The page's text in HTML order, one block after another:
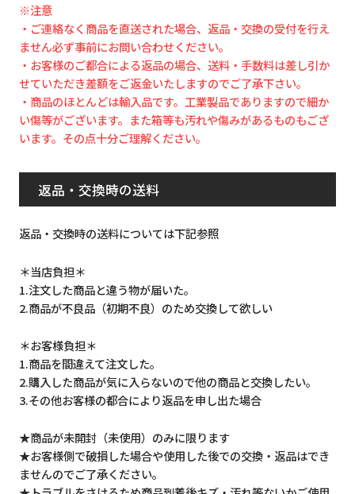
※注意
・ご連絡なく商品を直送された場合、返品・交換の受付を行え
ません必ず事前にお問い合わせください。
・お客様のご都合による返品の場合、送料・手数料は差し引か
せていただき差額をご返金いたしますのでご了承下さい。
・商品のほとんどは輸入品です。工業製品でありますので細か
い傷等がございます。また箱等も汚れや傷みがあるものもござ
います。その点十分ご理解ください。
返品・交換時の送料
返品・交換時の送料については下記参照
＊当店負担＊
1.注文した商品と違う物が届いた。
2.商品が不良品（初期不良）のため交換して欲しい
＊お客様負担＊
1.商品を間違えて注文した。
2.購入した商品が気に入らないので他の商品と交換したい。
3.その他お客様の都合により返品を申し出た場合
★商品が未開封（未使用）のみに限ります
★お客様側で破損した場合や使用した後での交換・返品はでき
ませんのでご了承ください。